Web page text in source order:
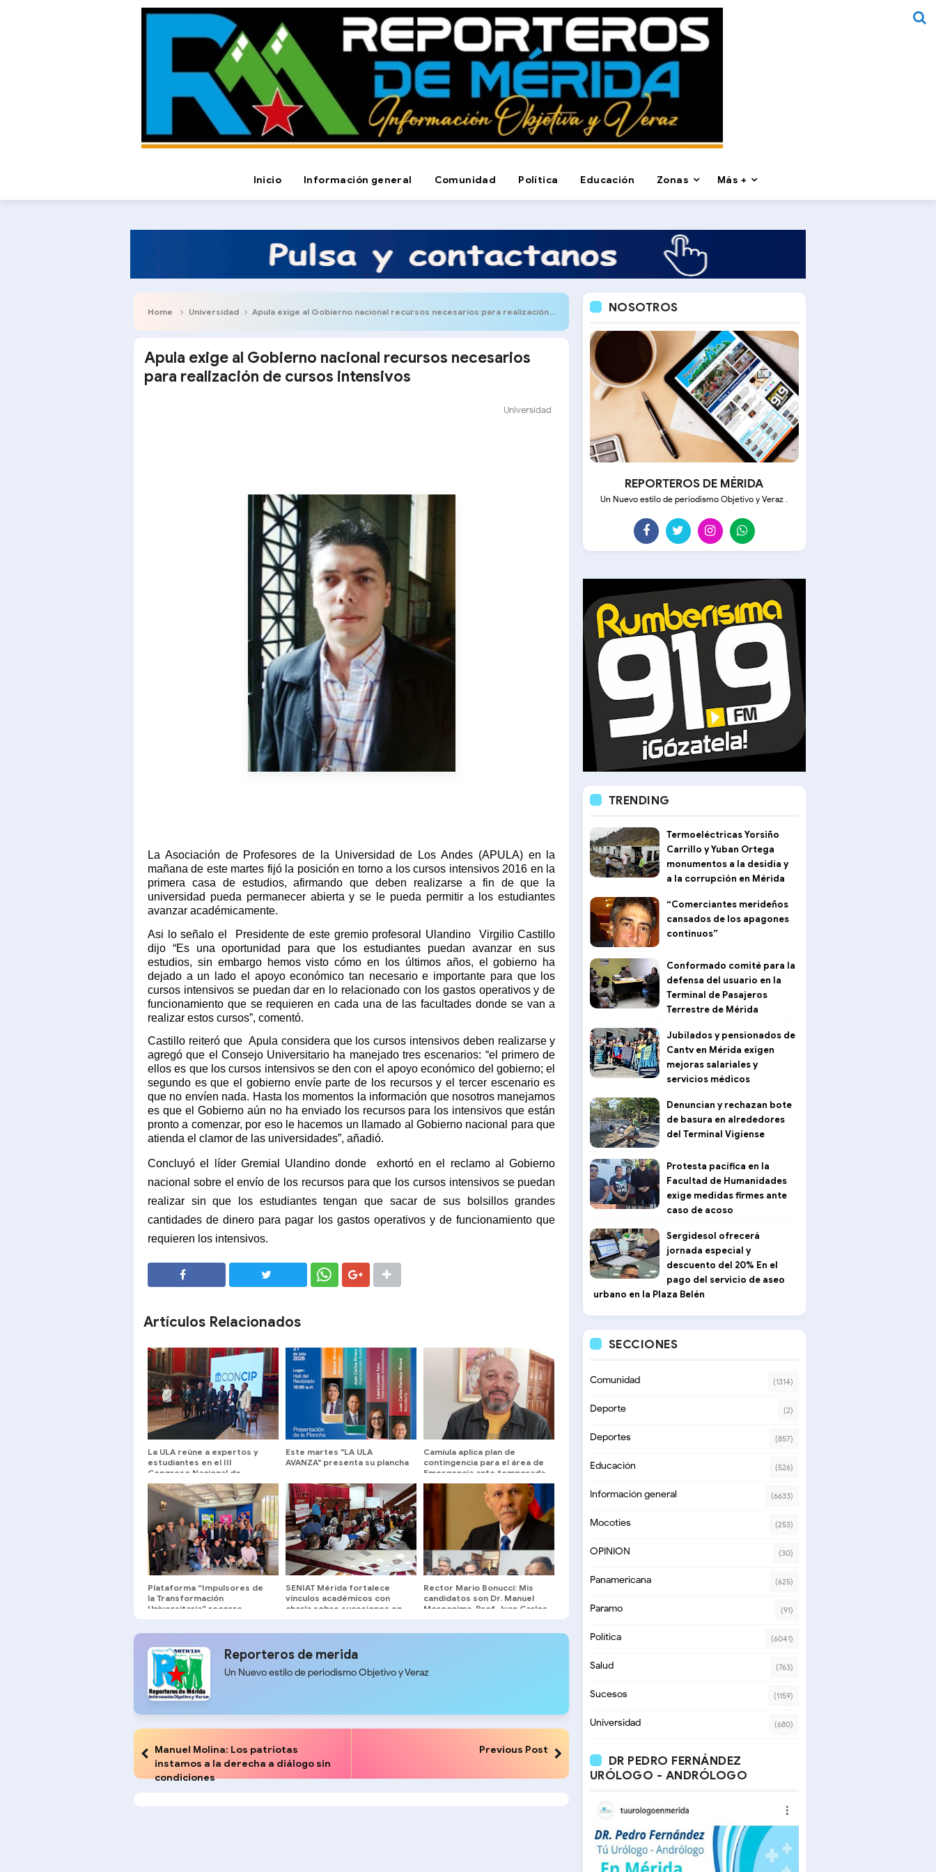
Inicio Información general Comunidad Política Educación Zonas Más +
Home Universidad Apula exige al Gobierno nacional recursos necesarios para realización de cursos intensivos
Apula exige al Gobierno nacional recursos necesarios
para realización de cursos intensivos
Universidad
La Asociación de Profesores de la Universidad de Los Andes (APULA) en la
mañana de este martes fijó la posición en torno a los cursos intensivos 2016 en la
primera casa de estudios, afirmando que deben realizarse a fin de que la
universidad pueda permanecer abierta y se le pueda permitir a los estudiantes
avanzar académicamente.
Asi lo señalo el
Presidente de este gremio profesoral Ulandino VirgilioCastillo
dijo “Es una oportunidad para que los estudiantes puedan avanzar en sus
estudios, sin embargo hemos visto cómo en los últimos años, el gobierno ha
dejado a un lado el apoyo económico tan necesario e importante para que los
cursos intensivos se puedan dar en lo relacionado con los gastos operativos y de
funcionamiento que se requieren en cada una de las facultades donde se van a
realizar estos cursos”, comentó.
Castillo reiteró que Apula considera que los cursos intensivos deben realizarse y
agregó que el Consejo Universitario ha manejado tres escenarios: “el primero de
ellos es que los cursos intensivos se den con el apoyo económico del gobierno; el
segundo es que el gobierno envíe parte de los recursos y el tercer escenario es
que no envíen nada. Hasta los momentos la información que nosotros manejamos
es que el Gobierno aún no ha enviado los recursos para los intensivos que están
pronto a comenzar, por eso le hacemos un llamado al Gobierno nacional para que
atienda el clamor de las universidades”, añadió.
Concluyó el líder Gremial Ulandino donde
exhortó en el reclamo al Gobierno
nacional sobre el envío de los recursos para que los cursos intensivos se puedan
realizar sin que los estudiantes tengan que sacar de sus bolsillos grandes
cantidades de dinero para pagar los gastos operativos y de funcionamiento que
requieren los intensivos.
Artículos Relacionados
La ULA reúne a expertos y
estudiantes en el III
Congreso Nacional de
Ciencias Políticas
Este martes "LA ULA
AVANZA" presenta su plancha
Camiula aplica plan de
contingencia para el área de
Emergencia ante temporada
vacacional
Plataforma “Impulsores de
la Transformación
Universitaria” recorre
SENIAT Mérida fortalece
vínculos académicos con
charla sobre sucesiones en
Rector Mario Bonucci: Mis
candidatos son Dr. Manuel
Morocoima, Prof. Juan Carlos
Reporteros de merida
Un Nuevo estilo de periodismo Objetivo y Veraz
Manuel Molina: Los patriotas
instamos a la derecha a diálogo sin
condiciones
Previous Post
NOSOTROS
REPORTEROS DE MÉRIDA
Un Nuevo estilo de periodismo Objetivo y Veraz .
TRENDING
Termoeléctricas Yorsiño
Carrillo y Yuban Ortega
monumentos a la desidia y
a la corrupción en Mérida
“Comerciantes merideños
cansados de los apagones
continuos”
Conformado comité para la
defensa del usuario en la
Terminal de Pasajeros
Terrestre de Mérida
Jubilados y pensionados de
Cantv en Mérida exigen
mejoras salariales y
servicios médicos
Denuncian y rechazan bote
de basura en alrededores
del Terminal Vigíense
Protesta pacífica en la
Facultad de Humanidades
exige medidas firmes ante
caso de acoso
Sergidesol ofrecerá
jornada especial y
descuento del 20% En el
pago del servicio de aseo
urbano en la Plaza Belén
SECCIONES
Comunidad (1314)
Deporte (2)
Deportes (857)
Educación (526)
Información general (6633)
Mocoties (253)
OPINION (30)
Panamericana (625)
Paramo (91)
Política (6041)
Salud (763)
Sucesos (1159)
Universidad (680)
DR PEDRO FERNÁNDEZ
URÓLOGO - ANDRÓLOGO